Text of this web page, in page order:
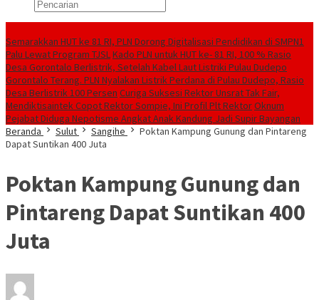
Semarakkan HUT ke 81 RI, PLN Dorong Digitalisasi Pendidikan di SMPN1
Palu Lewat Program TJSLKado PLN untuk HUT ke- 81 RI, 100 % Rasio
Desa Gorontalo Berlistrik, Setelah Kabel Laut Listriki Pulau Dudepo
Gorontalo Terang. PLN Nyalakan Listrik Perdana di Pulau Dudepo, Rasio
Desa Berlistrik 100 Persen Curiga Suksesi Rektor Unsrat Tak Fair,
Mendiktisaintek Copot Rektor Sompie, Ini Profil Plt RektorOknum
Pejabat Diduga Nepotisme Angkat Anak Kandung Jadi Supir Bayangan
Beranda
Sulut Sangihe
Poktan Kampung Gunung dan Pintareng
Dapat Suntikan 400 Juta
Poktan Kampung Gunung dan
Pintareng Dapat Suntikan 400
Juta